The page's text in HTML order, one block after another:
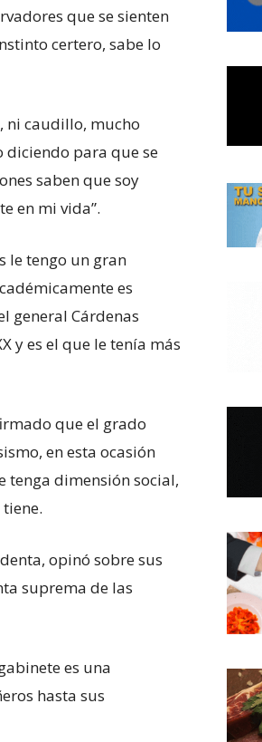
que se sienten
certero, sabe lo
ni caudillo, mucho
diciendo para que se
saben que soy
en mi vida”.
le tengo un gran
es
general Cárdenas
y es el que le tenía más
que el grado
en esta ocasión
tenga dimensión social,
opinó sobre sus
suprema de las
es una
hasta sus